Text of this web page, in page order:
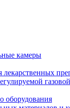
камеры
оборудования